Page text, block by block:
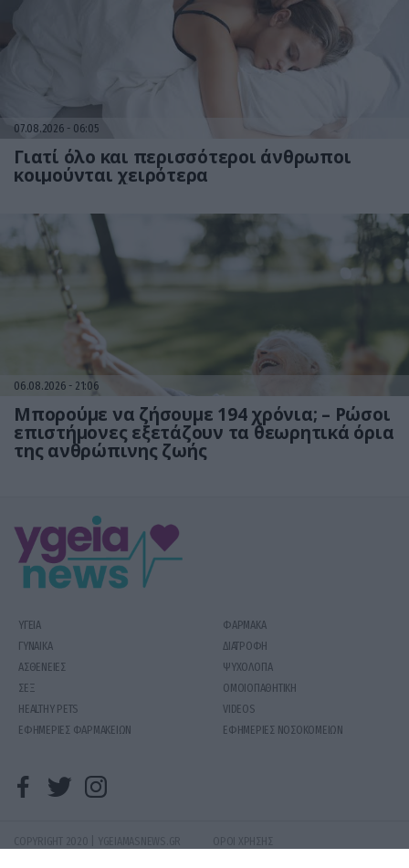
07.08.2026 06:05
Γιατί όλο και περισσότεροι άνθρωποι
κοιμούνται χειρότερα
06.08.2026 21:06
Μπορούμε να ζήσουμε 194 χρόνια; – Ρώσοι
επιστήμονες εξετάζουν τα θεωρητικά όρια
της ανθρώπινης ζωής
ΥΓΕΙΑ
ΦΑΡΜΑΚΑ
ΓΥΝΑΙΚΑ
ΔΙΑΤΡΟΦΗ
ΑΣΘΕΝΕΙΕΣ
ΨΥΧΟΛΟΓΙΑ
ΣΕΞ
ΟΜΟΙΟΠΑΘΗΤΙΚΗ
HEALTHY PETS
VIDEOS
ΕΦΗΜΕΡΙΕΣ ΦΑΡΜΑΚΕΙΩΝ
ΕΦΗΜΕΡΙΕΣ ΝΟΣΟΚΟΜΕΙΩΝ
COPYRIGHT 2020 | YGEIAMASNEWS.GR
ΟΡΟΙ ΧΡΗΣΗΣ